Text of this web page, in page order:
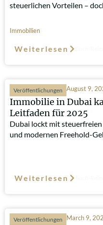
steuerlichen Vorteilen –
Immobilien
Weiterlesen
Veröffentlichungen August 9,
Immobilie in Dubai
Leitfaden für 2025
Dubai lockt mit
und modernen Freehold-
Weiterlesen
Veröffentlichungen March 9,